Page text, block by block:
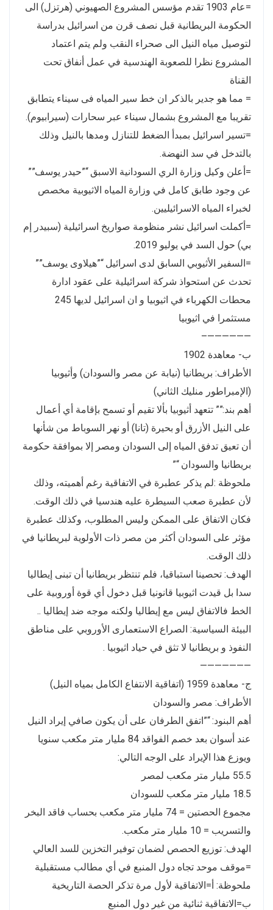
=عام 1903 تقدم مؤسس المشروع الصهيوني (هرتزل) الى
الحكومة البريطانية قبل نصف قرن من اسرائيل بدراسة
لتوصيل مياه النيل الى صحراء النقب ولم يتم اعتماد
المشروع نظرا للصعوبة الهندسية في عمل أنفاق تحت
القناة
= مما هو جدير بالذكر ان خط سير المياه فى سيناء يتطابق
تقريبا مع المشروع بشمال سيناء عبر سحارات (سيرابيوم).
=تسير اسرائيل بمبدأ الضغط للتنازل ومدها بالنيل وذلك
بالتدخل في سد النهضة.
=أعلن وكيل وزارة الري السودانية الاسبق “”حيدر يوسف””
عن وجود طابق كامل في وزارة المياه الاثيوبية مخصص
لخبراء المياه الاسرائيليين.
=أكملت اسرائيل نشر منظومة صواريخ اسرائيلية (سبيدر إم
بي) حول السد في يوليو 2019.
=السفير الأثيوبي السابق لدى اسرائيل “”هيلاوى يوسف””
تحدث عن استحواذ شركة اسرائيلية على عقود ادارة
محطات الكهرباء في اثيوبيا و ان اسرائيل لديها 245
مستثمرا في اثيوبيا
——————–
ب- معاهدة 1902
الأطراف: بريطانيا (نيابة عن مصر والسودان) وأثيوبيا
(الإمبراطور منليك الثاني)
أهم بند:”” تتعهد أثيوبيا بألا تقيم أو تسمح بإقامة أي أعمال
على النيل الأزرق أو بحيرة (تانا) أو نهر السوباط من شأنها
أن تعيق تدفق المياه إلى السودان ومصر إلا بموافقة حكومة
بريطانيا والسودان “”
ملحوظة :لم يذكر عطبرة في الاتفاقية رغم أهميته، وذلك
لأن عطبرة صعب السيطرة عليه هندسيا في ذلك الوقت.
فكان الاتفاق على الممكن وليس المطلوب، وكذلك عطبرة
مؤثر على السودان أكثر من مصر ذات الأولوية لبريطانيا في
ذلك الوقت.
الهدف: تحصينا استباقيا، فلم تنتظر بريطانيا أن تبنى إيطاليا
سدا بل قيدت اثيوبيا قانونيا قبل دخول أي قوة أوروبية على
الخط فالاتفاق ليس مع إيطاليا ولكنه موجه ضد إيطاليا ..
البيئة السياسية: الصراع الاستعمارى الأوروبي على مناطق
النفوذ و بريطانيا لا تثق في حياد اثيوبيا .
———————
ج- معاهدة 1959 (اتفاقية الانتفاع الكامل بمياه النيل)
الأطراف: مصر والسودان
أهم البنود: “”اتفق الطرفان على أن يكون صافي إيراد النيل
عند أسوان بعد خصم الفواقد 84 مليار متر مكعب سنويا
ويوزع هذا الإيراد على الوجه التالي:
55.5 مليار متر مكعب لمصر
18.5 مليار متر مكعب للسودان
مجموع الحصتين = 74 مليار متر مكعب بحساب فاقد البخر
والتسريب = 10 مليار متر مكعب.
الهدف: توزيع الحصص لضمان توفير التخزين للسد العالي
=موقف موحد تجاه دول المنبع في أي مطالب مستقبلية
ملحوظة: أ=الاتفاقية لأول مرة تذكر الحصة التاريخية
ب=الاتفاقية ثنائية من غير دول المنبع